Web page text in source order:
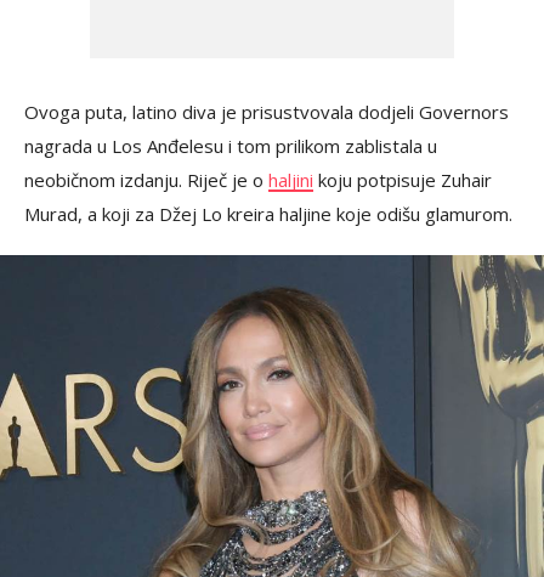
Ovoga puta, latino diva je prisustvovala dodjeli Governors
nagrada u Los Anđelesu i tom prilikom zablistala u
neobičnom izdanju. Riječ je o haljini koju potpisuje Zuhair
Murad, a koji za Džej Lo kreira haljine koje odišu glamurom.